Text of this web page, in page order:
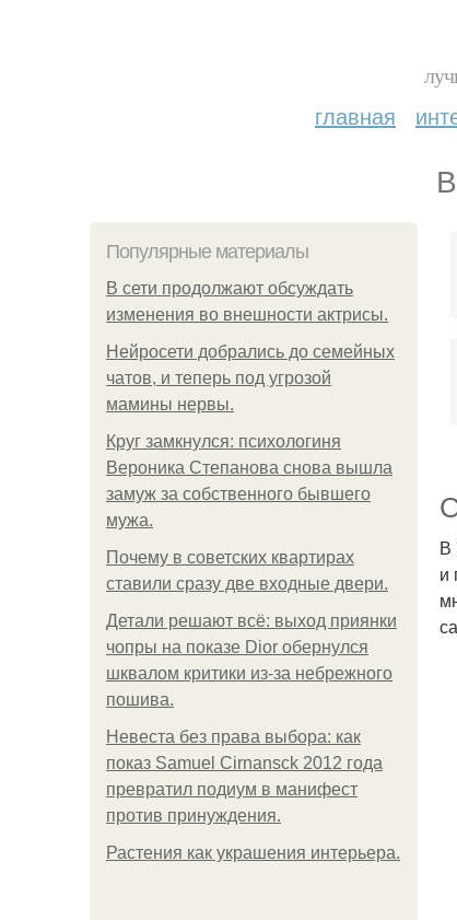
главная
Популярные материалы
В сети продолжают обсуждать
изменения во внешности актрисы.
Нейросети добрались до семейных
чатов, и теперь под угрозой
мамины нервы.
Круг замкнулся: психологиня
Вероника Степанова снова вышла
замуж за собственного бывшего
мужа.
Почему в советских квартирах
ставили сразу две входные двери.
Детали решают всё: выход приянки
чопры на показе Dior обернулся
шквалом критики из-за небрежного
пошива.
Невеста без права выбора: как
показ Samuel Cirnansck 2012 года
превратил подиум в манифест
против принуждения.
Растения как украшения интерьера.
В
и